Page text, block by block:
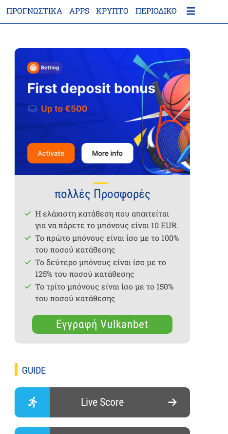
ΠΡΟΓΝΩΣΤΙΚΑ APPS ΚΡΎΠΤΟ ΠΕΡΙΟΔΙΚΌ
πολλές Προσφορές
Η ελάχιστη κατάθεση που απαιτείται
για να πάρετε το μπόνους είναι 10 EUR.
Το πρώτο μπόνους είναι ίσο με το 100%
του ποσού κατάθεσης
Το δεύτερο μπόνους είναι ίσο με το
125% του ποσού κατάθεσης
Το τρίτο μπόνους είναι ίσο με το 150%
του ποσού κατάθεσης
Εγγραφή Vulkanbet
GUIDE
Live Score